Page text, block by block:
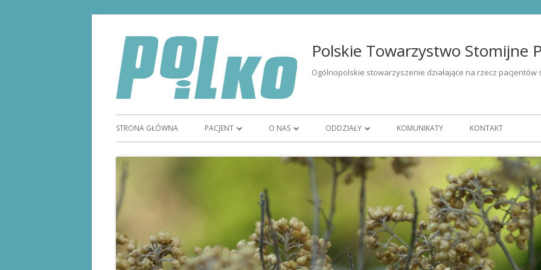
Polskie Towarzystwo Stomijne
Ogólnopolskie stowarzyszenie działające na rzecz pacjentów
STRONA GŁÓWNA PACJENT
SPRZĘT STOMIJNY
REFUNDACJA SPRZĘTU
O NAS
WOLONTARIAT
HISTORIA
ODDZIAŁY
OR BYDGOSZCZ
OR GORZÓW WIELKOPOLSKI
OR KATOWICE
OR KIELCE
KOMUNIKATY KONTAKT